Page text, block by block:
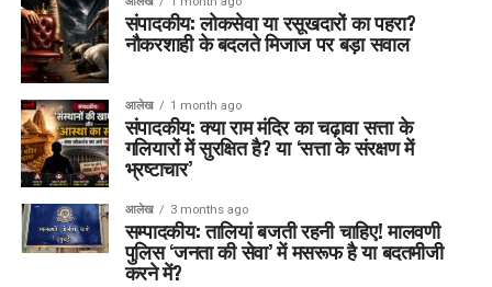
संपादकीय: लोकसेवा या रसूखदारों का पहरा?
नौकरशाही के बदलते मिजाज पर बड़ा सवाल
आलेख 1 month ago
संपादकीय: क्या राम मंदिर का चढ़ावा सत्ता के
गलियारों में सुरक्षित है? या ‘सत्ता के संरक्षण में
भ्रष्टाचार’
आलेख 3 months ago
सम्पादकीय: तालियां बजती रहनी चाहिए! मालवणी
पुलिस ‘जनता की सेवा’ में मसरूफ है या बदतमीजी
करने में?